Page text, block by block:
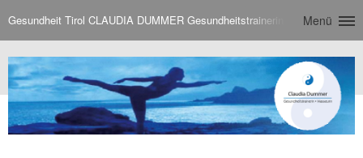
Gesundheit Tirol CLAUDIA DUMMER Gesundheitstrainerin Masseurin
Menü